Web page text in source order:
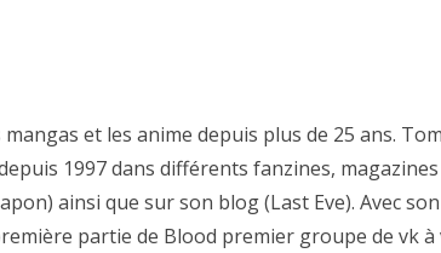
mangas et les anime depuis plus de 25 ans.
1997 dans différents fanzines, magazines
ainsi que sur son blog (Last Eve). Avec
partie de Blood premier groupe de vk à